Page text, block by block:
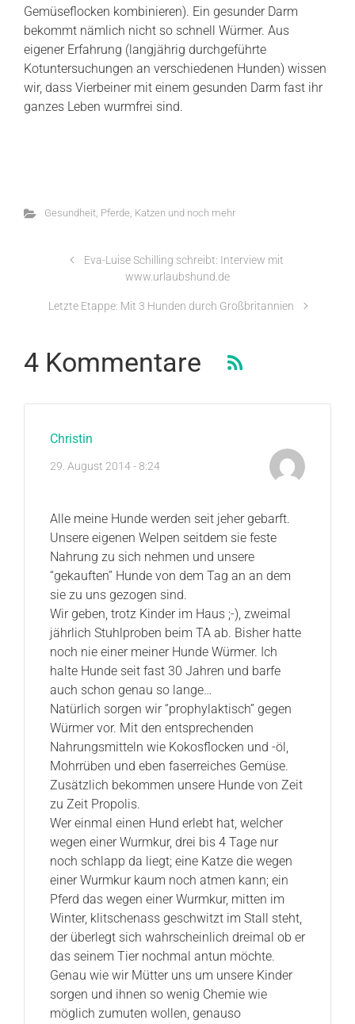
Gemüseflocken kombinieren). Ein gesunder Darm
bekommt nämlich nicht so schnell Würmer. Aus
eigener Erfahrung (langjährig durchgeführte
Kotuntersuchungen an verschiedenen Hunden) wissen
wir, dass Vierbeiner mit einem gesunden Darm fast ihr
ganzes Leben wurmfrei sind.
Gesundheit, Pferde, Katzen und noch mehr
Eva-Luise Schilling schreibt: Interview mit
www.urlaubshund.de
Letzte Etappe: Mit 3 Hunden durch Großbritannien
4 Kommentare
Christin
29. August 2014 - 8:24
Alle meine Hunde werden seit jeher gebarft.
Unsere eigenen Welpen seitdem sie feste
Nahrung zu sich nehmen und unsere
“gekauften” Hunde von dem Tag an an dem
sie zu uns gezogen sind.
Wir geben, trotz Kinder im Haus ;-), zweimal
jährlich Stuhlproben beim TA ab. Bisher hatte
noch nie einer meiner Hunde Würmer. Ich
halte Hunde seit fast 30 Jahren und barfe
auch schon genau so lange…
Natürlich sorgen wir “prophylaktisch” gegen
Würmer vor. Mit den entsprechenden
Nahrungsmitteln wie Kokosflocken und -öl,
Mohrrüben und eben faserreiches Gemüse.
Zusätzlich bekommen unsere Hunde von Zeit
zu Zeit Propolis.
Wer einmal einen Hund erlebt hat, welcher
wegen einer Wurmkur, drei bis 4 Tage nur
noch schlapp da liegt; eine Katze die wegen
einer Wurmkur kaum noch atmen kann; ein
Pferd das wegen einer Wurmkur, mitten im
Winter, klitschenass geschwitzt im Stall steht,
der überlegt sich wahrscheinlich dreimal ob er
das seinem Tier nochmal antun möchte.
Genau wie wir Mütter uns um unsere Kinder
sorgen und ihnen so wenig Chemie wie
möglich zumuten wollen, genauso